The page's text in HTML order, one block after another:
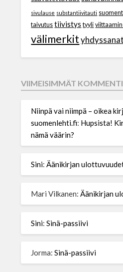
sivulause substantiivitauti
taivutus tiivistys tyyli
välimerkit yhdyssanat
VIIMEISIMMÄT
Niinpä vai niimpä – oikea
suomenlehti.fi: Hupsista!
nämä väärin?
Sini: Äänikirjan
Mari Vilkanen: Äänikirjan
Sini:Sinä-passiivi
Jorma:Sinä-passiivi